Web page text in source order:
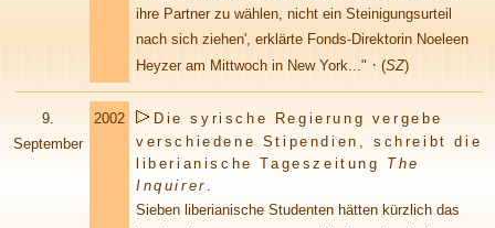
ihre Partner zu wählen, nicht ein Steinigungsurteil
nach sich ziehen', erklärte Fonds-Direktorin Noeleen
Heyzer am Mittwoch in New York..." · (SZ)
9.
September
2002
Die syrische Regierung vergebe
verschiedene Stipendien, schreibt die
liberianische Tageszeitung The
Inquirer .
Sieben liberianische Studenten hätten kürzlich das